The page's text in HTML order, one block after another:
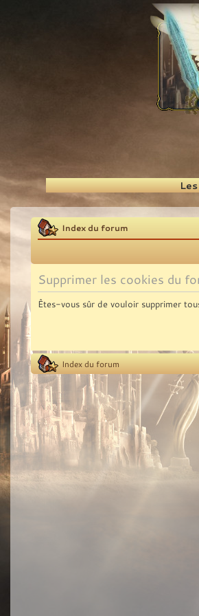
Recherche
Index du forum
Supprimer les cookies du
Êtes-vous sûr de vouloir supprimer
Index du forum